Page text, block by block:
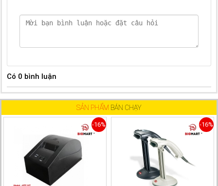
Có 0 bình luận
SẢN PHẨM BÁN CHẠY
-16% -16%